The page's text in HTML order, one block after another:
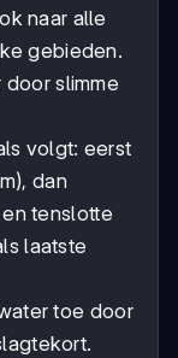
naar alle
gebieden.
slimme
volgt: eerst
dan
tenslotte
laatste
toe door